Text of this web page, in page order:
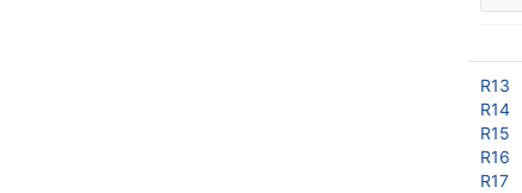
R13
R14
R15
R16
R17